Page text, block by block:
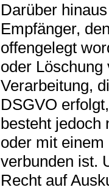
Darüber
Empfänger,
offengelegt
oder
Verarbeitung,
DSGVO
besteht jedoch
oder mit
verbunden ist.
Recht auf